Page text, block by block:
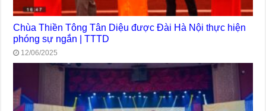
Chùa Thiền Tông Tân Diệu được Đài Hà Nội thực hiện
phóng sự ngắn | TTTD
12/06/2025